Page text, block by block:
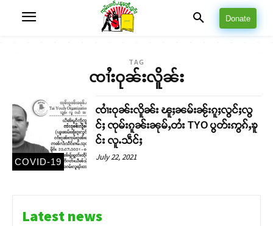
Donate
TAG
ၸၢႆးဝုၼ်းလိူၼ်း
COVID-19
ၸၢႆးဝုၼ်းလိူၼ်း ၽူႈၼမ်းၼႂ်းၵူႈလွင်ႈလွ
င်ႈ ၸုမ်းၵူၼ်းၼုမ်ႇတႆး TYO ပွတ်းဢွၵ်ႇၶူ
င်း လူႉသဵင်ႈ
July 22, 2021
Latest news